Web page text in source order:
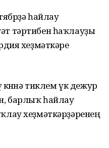
һайлау
тәртибен һаҡлауҙы
хеҙмәткәре
тиклем үк дежур
барлыҡ һайлау
хеҙмәткәрҙәренең